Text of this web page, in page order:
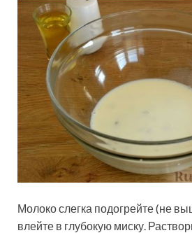
Молоко слегка подогрейте (не
влейте в глубокую миску.